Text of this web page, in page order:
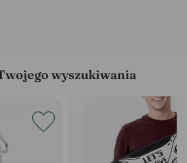
wyszukiwania